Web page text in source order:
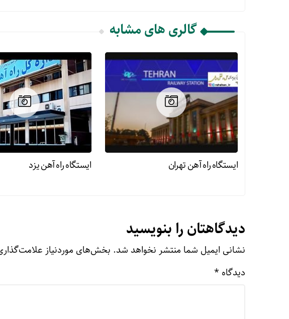
گالری های مشابه
ایستگاه راه آهن تهران ایستگاه راه آهن یزد
دیدگاهتان را بنویسید
نشانی ایمیل شما منتشر نخواهد شد. بخش‌های موردنیاز
دیدگاه *